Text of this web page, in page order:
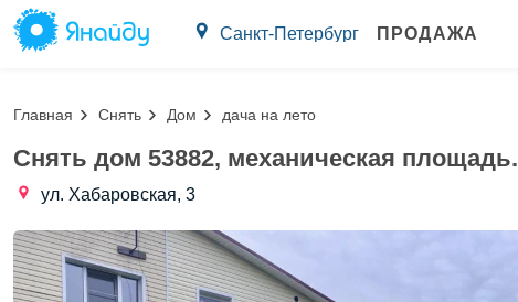
Санкт-Петербург ПРОДАЖА
Главная Снять Дом дача на лето
Снять дом 53882, механическая площадь.
ул. Хабаровская, 3